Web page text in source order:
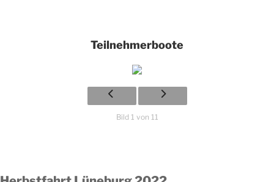
Teilnehmerboote
Bild 1 von 11